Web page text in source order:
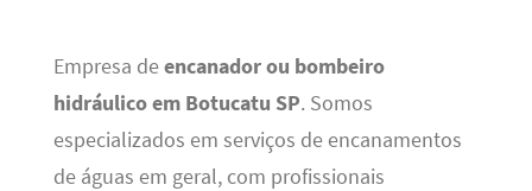
Empresa deencanador ou bombeiro
hidráulico em Botucatu SP. Somos
especializados em serviços de encanamentos
de águas em geral, com profissionais